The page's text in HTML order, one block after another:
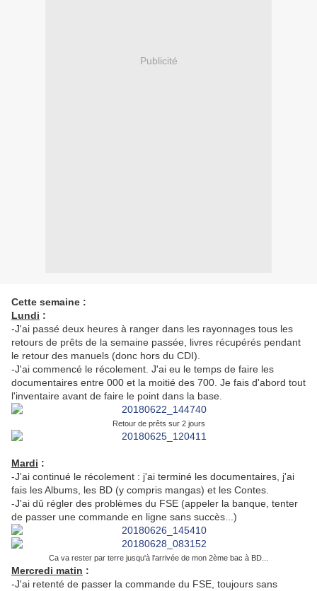
Publicité
Cette semaine :
Lundi :
-J'ai passé deux heures à ranger dans les rayonnages tous les
retours de prêts de la semaine passée, livres récupérés pendant
le retour des manuels (donc hors du CDI).
-J'ai commencé le récolement. J'ai eu le temps de faire les
documentaires entre 000 et la moitié des 700. Je fais d'abord tout
l'inventaire avant de faire le point dans la base.
Retour de prêts sur 2 jours
Mardi :
-J'ai continué le récolement : j'ai terminé les documentaires, j'ai
fais les Albums, les BD (y compris mangas) et les Contes.
-J'ai dû régler des problèmes du FSE (appeler la banque, tenter
de passer une commande en ligne sans succès...)
Ca va rester par terre jusqu'à l'arrivée de mon 2ème bac à BD...
Mercredi matin :
-J'ai retenté de passer la commande du FSE, toujours sans